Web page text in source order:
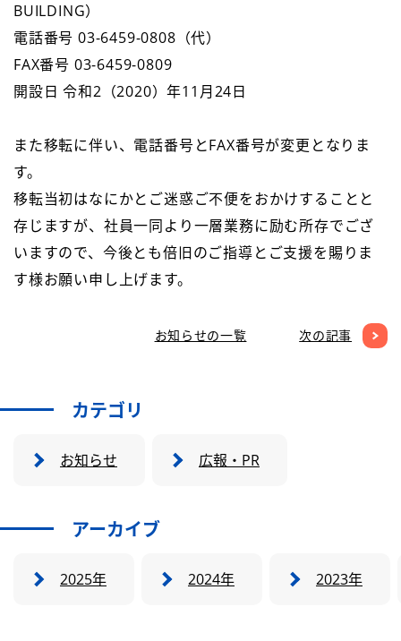
BUILDING）
電話番号 03-6459-0808（代）
FAX番号 03-6459-0809
開設日 令和2（2020）年11月24日
また移転に伴い、電話番号とFAX番号が変更となりま
す。
移転当初はなにかとご迷惑ご不便をおかけすることと
存じますが、社員一同より一層業務に励む所存でござ
いますので、今後とも倍旧のご指導とご支援を賜りま
す様お願い申し上げます。
お知らせの一覧 次の記事
カテゴリ
お知らせ 広報・PR
アーカイブ
2025年 2024年 2023年